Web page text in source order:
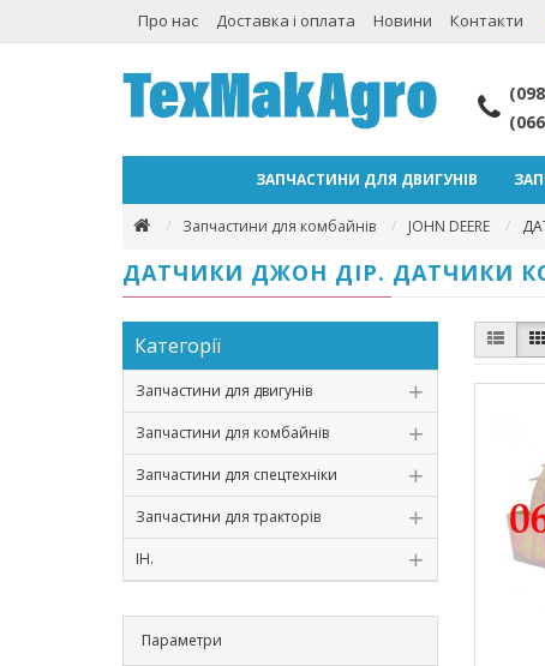
Про нас Доставка і оплата Новини Контакти
ЗАПЧАСТИНИ ДЛЯ ДВИГУНІВ
Запчастини для комбайнів JOHN DEERE
ДАТЧИКИ ДЖОН ДІР. ДАТЧИКИ
Категорії
Запчастини для двигунів
Запчастини для комбайнів
Запчастини для спецтехніки
Запчастини для тракторів
ІН.
Параметри